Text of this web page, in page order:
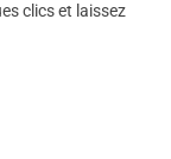
clics et laissez